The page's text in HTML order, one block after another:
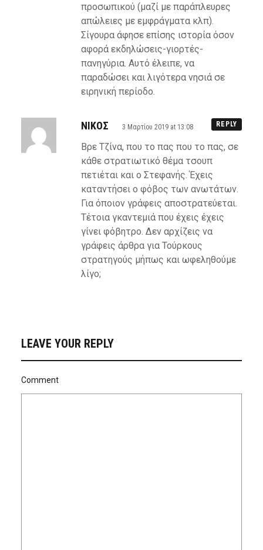
προσωπικού (μαζί με παράπλευρες
απώλειες με εμφράγματα κλπ).
Σίγουρα άφησε επίσης ιστορία όσον
αφορά εκδηλώσεις-γιορτές-
πανηγύρια. Αυτό έλειπε, να
παραδώσει και λιγότερα νησιά σε
ειρηνική περίοδο.
ΝΙΚΟΣ 3 Μαρτίου 2019 at 13:08 REPLY
Βρε Τζίνα, που το πας που το πας, σε
κάθε στρατιωτικό θέμα τσουπ
πετιέται και ο Στεφανής. Έχεις
καταντήσει ο φόβος των ανωτάτων.
Για όποιον γράφεις αποστρατεύεται.
Τέτοια γκαντεμιά που έχεις έχεις
γίνει φόβητρο. Δεν αρχίζεις να
γράφεις άρθρα για Τούρκους
στρατηγούς μήπως και ωφεληθούμε
λίγο;
LEAVE YOUR REPLY
Comment